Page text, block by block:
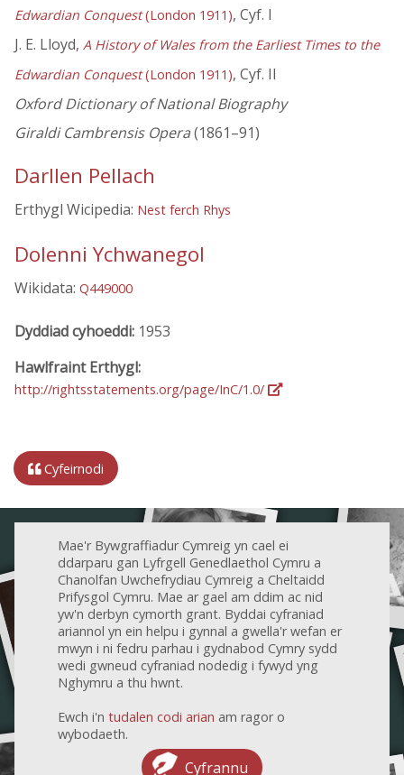
Edwardian Conquest(London 1911), Cyf. I
J. E. Lloyd, A History of Wales from the Earliest Times to the
Edwardian Conquest(London 1911), Cyf. II
Oxford Dictionary of National Biography
Giraldi Cambrensis Opera(1861–91)
Darllen Pellach
Erthygl Wicipedia: Nest ferch Rhys
Dolenni Ychwanegol
Wikidata: Q449000
Dyddiad cyhoeddi: 1953
Hawlfraint Erthygl:
http://rightsstatements.org/page/InC/1.0/
Cyfeirnodi
Mae'r Bywgraffiadur Cymreig yn cael ei
ddarparu gan Lyfrgell Genedlaethol Cymru a
Chanolfan Uwchefrydiau Cymreig a Cheltaidd
Prifysgol Cymru. Mae ar gael am ddim ac nid
yw'n derbyn cymorth grant. Byddai cyfraniad
ariannol yn ein helpu i gynnal a gwella'r wefan er
mwyn i ni fedru parhau i gydnabod Cymry sydd
wedi gwneud cyfraniad nodedig i fywyd yng
Nghymru a thu hwnt.
Ewch i'n tudalen codi arian am ragor o
wybodaeth.
Cyfrannu